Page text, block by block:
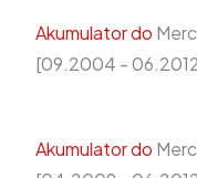
Akumulator do
[09.2004 -
Akumulator do